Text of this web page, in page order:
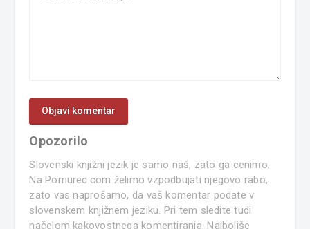
Opozorilo
Slovenski knjižni jezik je samo naš, zato ga cenimo.
Na Pomurec.com želimo vzpodbujati njegovo rabo,
zato vas naprošamo, da vaš komentar podate v
slovenskem knjižnem jeziku. Pri tem sledite tudi
načelom kakovostnega komentiranja. Najboljše